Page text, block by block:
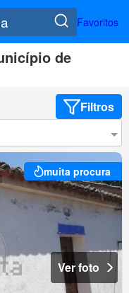
Favoritos
de
Filtros
muita procura
Ver foto